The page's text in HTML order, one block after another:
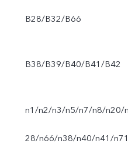
B28/B32/B66
B38/B39/B40/B41/B42
n1/n2/n3/n5/n7/n8/n20/
28/n66/n38/n40/n41/